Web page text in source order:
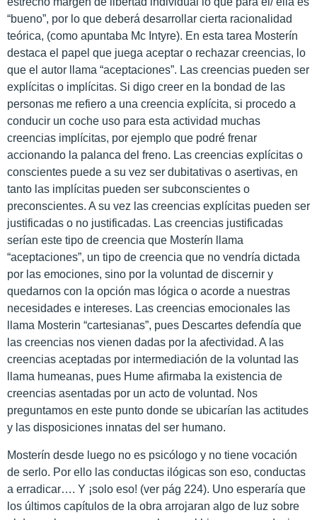
“bueno”, por lo que deberá desarrollar cierta racionalidad
teórica, (como apuntaba Mc Intyre). En esta tarea Mosterín
destaca el papel que juega aceptar o rechazar creencias, lo
que el autor llama “aceptaciones”. Las creencias pueden ser
explícitas o implícitas. Si digo creer en la bondad de las
personas me refiero a una creencia explícita, si procedo a
conducir un coche uso para esta actividad muchas
creencias implícitas, por ejemplo que podré frenar
accionando la palanca del freno. Las creencias explícitas o
conscientes puede a su vez ser dubitativas o asertivas, en
tanto las implícitas pueden ser subconscientes o
preconscientes. A su vez las creencias explícitas pueden ser
justificadas o no justificadas. Las creencias justificadas
serían este tipo de creencia que Mosterín llama
“aceptaciones”, un tipo de creencia que no vendría dictada
por las emociones, sino por la voluntad de discernir y
quedarnos con la opción mas lógica o acorde a nuestras
necesidades e intereses. Las creencias emocionales las
llama Mosterin “cartesianas”, pues Descartes defendía que
las creencias nos vienen dadas por la afectividad. A las
creencias aceptadas por intermediación de la voluntad las
llama humeanas, pues Hume afirmaba la existencia de
creencias asentadas por un acto de voluntad. Nos
preguntamos en este punto donde se ubicarían las actitudes
y las disposiciones innatas del ser humano.
Mosterín desde luego no es psicólogo y no tiene vocación
de serlo. Por ello las conductas ilógicas son eso, conductas
a erradicar…. Y ¡solo eso! (ver pág 224). Uno esperaría que
los últimos capítulos de la obra arrojaran algo de luz sobre